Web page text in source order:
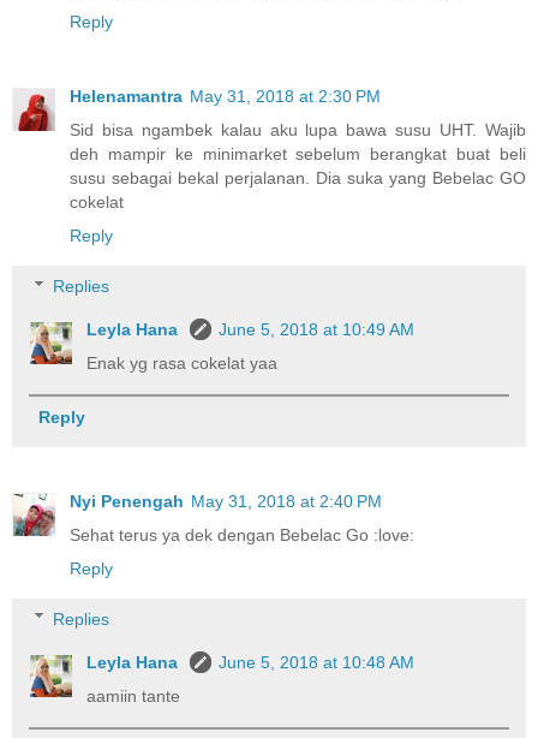
Reply
Helenamantra May 31, 2018 at 2:30 PM
Sid bisa ngambek kalau aku lupa bawa susu UHT. Wajib
deh mampir ke minimarket sebelum berangkat buat beli
susu sebagai bekal perjalanan. Dia suka yang Bebelac GO
cokelat
Reply
Replies
Leyla Hana
June 5, 2018 at 10:49 AM
Enak yg rasa cokelat yaa
Reply
Nyi Penengah May 31, 2018 at 2:40 PM
Sehat terus ya dek dengan Bebelac Go :love:
Reply
Replies
Leyla Hana
June 5, 2018 at 10:48 AM
aamiin tante